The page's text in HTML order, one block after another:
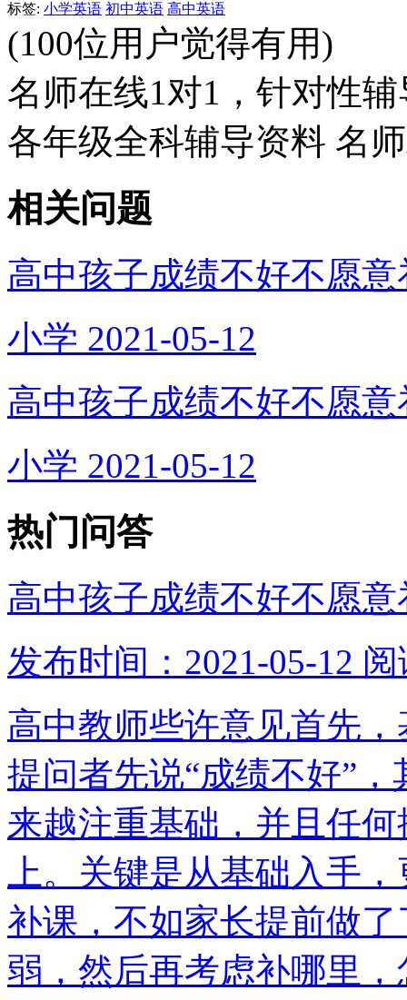
标签: 小学英语 初中英语 高中英语
(100位用户觉得有用)
名师在线1对1，针对性
各年级全科辅导资料 名
相关问题
高中孩子成绩不好不愿
小学 2021-05-12
高中孩子成绩不好不愿
小学 2021-05-12
热门问答
高中孩子成绩不好不愿
发布时间：2021-05-12 阅
高中教师些许意见首先
提问者先说“成绩不好”
来越注重基础，并且任
上。关键是从基础入手
补课，不如家长提前做
弱，然后再考虑补哪里